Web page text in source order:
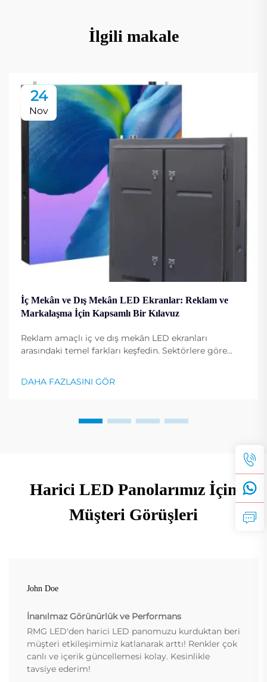
İlgili makale
24
Nov
İç Mekân ve Dış Mekân LED Ekranlar: Reklam ve
Markalaşma İçin Kapsamlı Bir Kılavuz
Reklam amaçlı iç ve dış mekân LED ekranları
arasındaki temel farkları keşfedin. Sektörlere göre
karşılaştırın. Uzman görüşlerini şimdi alın.
DAHA FAZLASINI GÖR
Harici LED Panolarımız İçin
Müşteri Görüşleri
John Doe
İnanılmaz Görünürlük ve Performans
RMG LED'den harici LED panomuzu kurduktan beri
müşteri etkileşimimiz katlanarak arttı! Renkler çok
canlı ve içerik güncellemesi kolay. Kesinlikle
tavsiye ederim!